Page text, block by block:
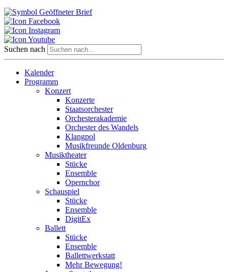
Suchen nach
Kalender
Programm
Konzert
Konzerte
Staatsorchester
Orchesterakademie
Orchester des Wandels
Klangpol
Musikfreunde Oldenburg
Musiktheater
Stücke
Ensemble
Opernchor
Schauspiel
Stücke
Ensemble
DigitEx
Ballett
Stücke
Ensemble
Ballettwerkstatt
Mehr Bewegung!